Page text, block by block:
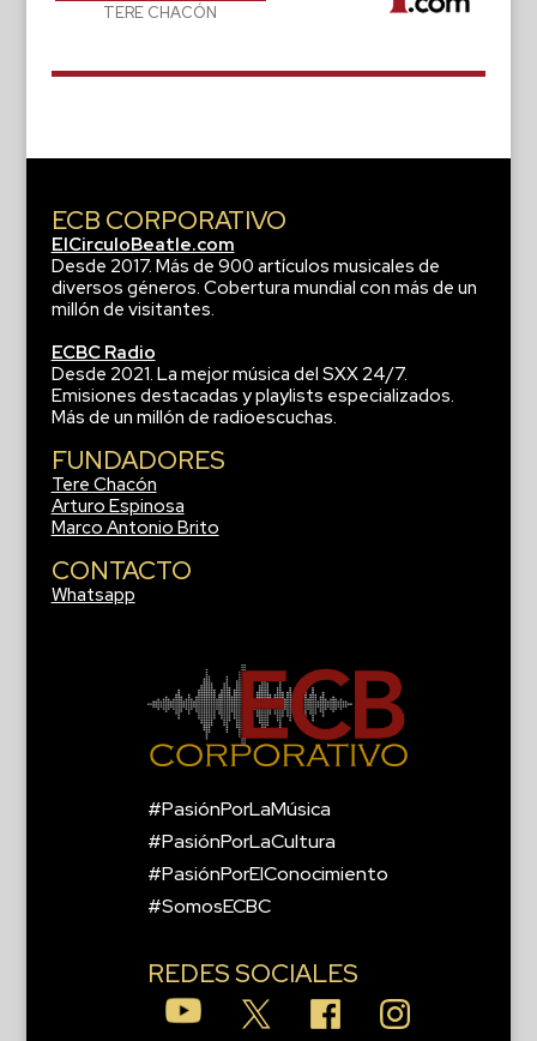
TERE CHACÓN
ECB CORPORATIVO
ElCirculoBeatle.com
Desde 2017. Más de 900 artículos musicales de
diversos géneros. Cobertura mundial con más de un
millón de visitantes.
ECBC Radio
Desde 2021. La mejor música del SXX 24/7.
Emisiones destacadas y playlists especializados.
Más de un millón de radioescuchas.
FUNDADORES
Tere Chacón
Arturo Espinosa
Marco Antonio Brito
CONTACTO
Whatsapp
#PasiónPorLaMúsica
#PasiónPorLaCultura
#PasiónPorElConocimiento
#SomosECBC
REDES SOCIALES